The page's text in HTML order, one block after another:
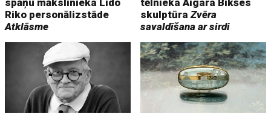
spāņu mākslinieka Lido
Riko personālizstāde
Atklāsme
tēlnieka Aigara Bikšes
skulptūraZvēra
savaldīšana ar sirdi